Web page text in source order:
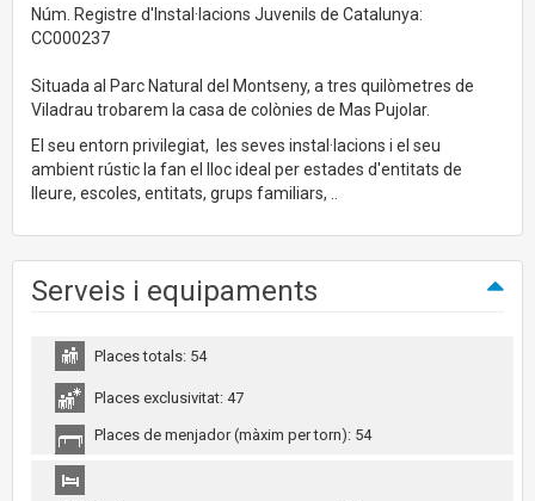
Núm. Registre d'Instal·lacions Juvenils de Catalunya:
CC000237
Situada al Parc Natural del Montseny, a tres quilòmetres de
Viladrau trobarem la casa de colònies de Mas Pujolar.
El seu entorn privilegiat, les seves instal·lacions i el seu
ambient rústic la fan el lloc ideal per estades d'entitats de
lleure, escoles, entitats, grups familiars, ..
Serveis i equipaments
Places totals: 54
Places exclusivitat: 47
Places de menjador (màxim per torn): 54